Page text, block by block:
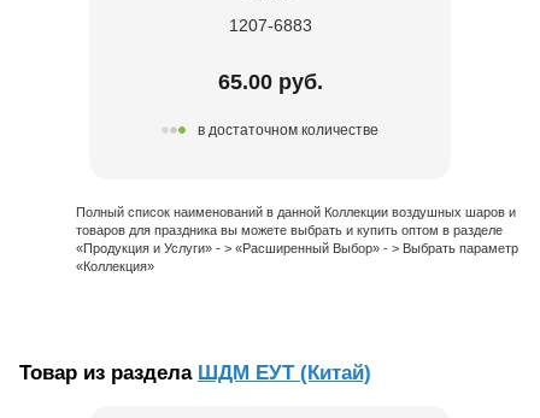
1207-6883
65.00 руб.
в достаточном количестве
Полный список наименований в данной Коллекции воздушных шаров и
товаров для праздника вы можете выбрать и купить оптом в разделе
«Продукция и Услуги» - > «Расширенный Выбор» - > Выбрать параметр
«Коллекция»
Товар из раздела ШДМ ЕУТ (Китай)